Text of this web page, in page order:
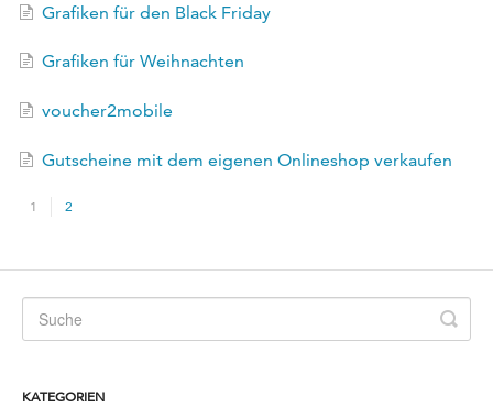
Grafiken für den Black Friday
Grafiken für Weihnachten
voucher2mobile
Gutscheine mit dem eigenen Onlineshop verkaufen
1 2
KATEGORIEN